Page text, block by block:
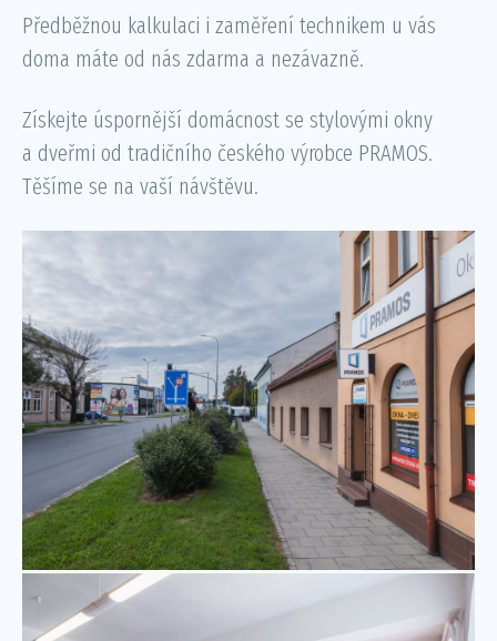
Předběžnou kalkulaci i zaměření technikem u vás
doma máte od nás zdarma a nezávazně.
Získejte úspornější domácnost se stylovými okny
a dveřmi od tradičního českého výrobce PRAMOS.
Těšíme se na vaší návštěvu.